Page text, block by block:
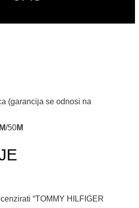
(garancija se odnosi na
/50M
“TOMMY HILFIGER